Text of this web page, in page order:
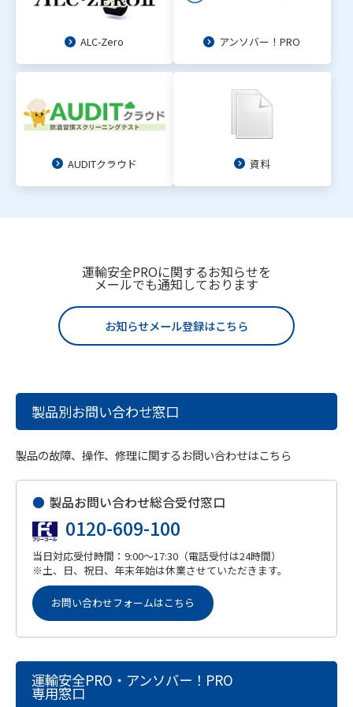
ALC-Zero アンソバー！PRO
AUDITクラウド 資料
運輸安全PROに関するお知らせを
メールでも通知しております
お知らせメール登録はこちら
製品別お問い合わせ窓口
製品の故障、操作、修理に関するお問い合わせはこちら
● 製品お問い合わせ総合受付窓口
0120-609-100
当日対応受付時間：9:00～17:30（電話受付は24時間）
※土、日、祝日、年末年始は休業させていただきます。
お問い合わせフォームはこちら
運輸安全PRO・アンソバー！PRO
専用窓口